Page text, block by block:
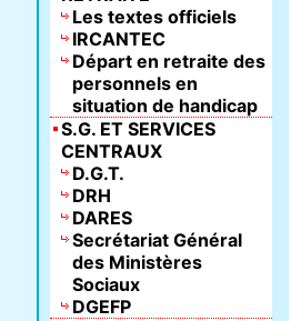
Les textes officiels
IRCANTEC
Départ en retraite des
personnels en
situation de handicap
S.G. ET SERVICES
CENTRAUX
D.G.T.
DRH
DARES
Secrétariat Général
des Ministères
Sociaux
DGEFP